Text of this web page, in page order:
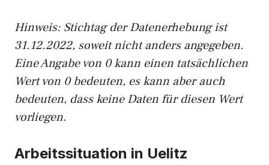
Hinweis: Stichtag der Datenerhebung ist
31.12.2022, soweit nicht anders angegeben.
Eine Angabe von 0 kann einen tatsächlichen
Wert von 0 bedeuten, es kann aber auch
bedeuten, dass keine Daten für diesen Wert
vorliegen.
Arbeitssituation in Uelitz